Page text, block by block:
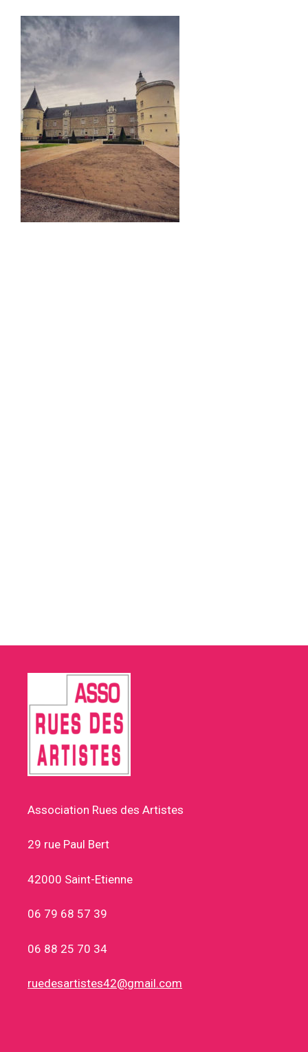
Association Rues des Artistes
29 rue Paul Bert
42000 Saint-Etienne
06 79 68 57 39
06 88 25 70 34
ruedesartistes42@gmail.com